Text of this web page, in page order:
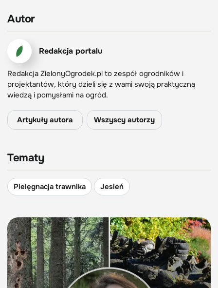
Autor
Redakcja portalu
Redakcja ZielonyOgrodek.pl to zespół ogrodników i
projektantów, który dzieli się z wami swoją praktyczną
wiedzą i pomysłami na ogród.
Artykuły autora Wszyscy autorzy
Tematy
Pielęgnacja trawnika Jesień